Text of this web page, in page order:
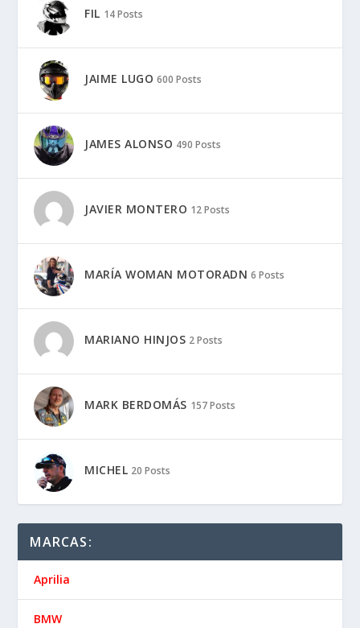
FIL 14 Posts
JAIME LUGO 600 Posts
JAMES ALONSO 490 Posts
JAVIER MONTERO 12 Posts
MARÍA WOMAN MOTORADN 6 Posts
MARIANO HINJOS 2 Posts
MARK BERDOMÁS 157 Posts
MICHEL 20 Posts
MARCAS:
Aprilia
BMW